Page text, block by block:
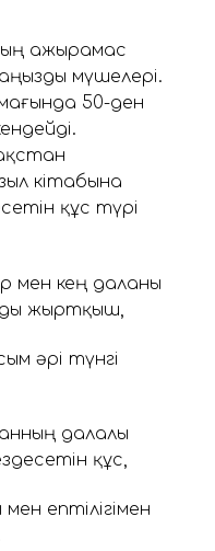
ажырамас
мүшелері.
50-ден
кітабына
құс түрі
мен кең даланы
жыртқыш,
әрі түнгі
далалы
құс,
ептілігімен